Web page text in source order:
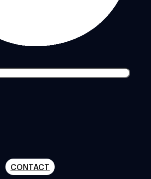
CONTACT